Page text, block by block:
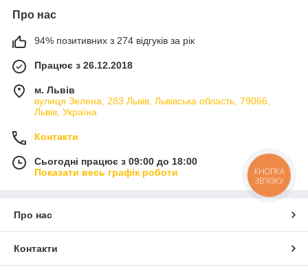
Про нас
94% позитивних з 274 відгуків за рік
Працює з 26.12.2018
м. Львів
вулиця Зелена, 283 Львів, Львівська область, 79066,
Львів, Україна
Контакти
Сьогодні працює з 09:00 до 18:00
Показати весь графік роботи
Про нас
Контакти
КНОПКА
ЗВ'ЯЗКУ